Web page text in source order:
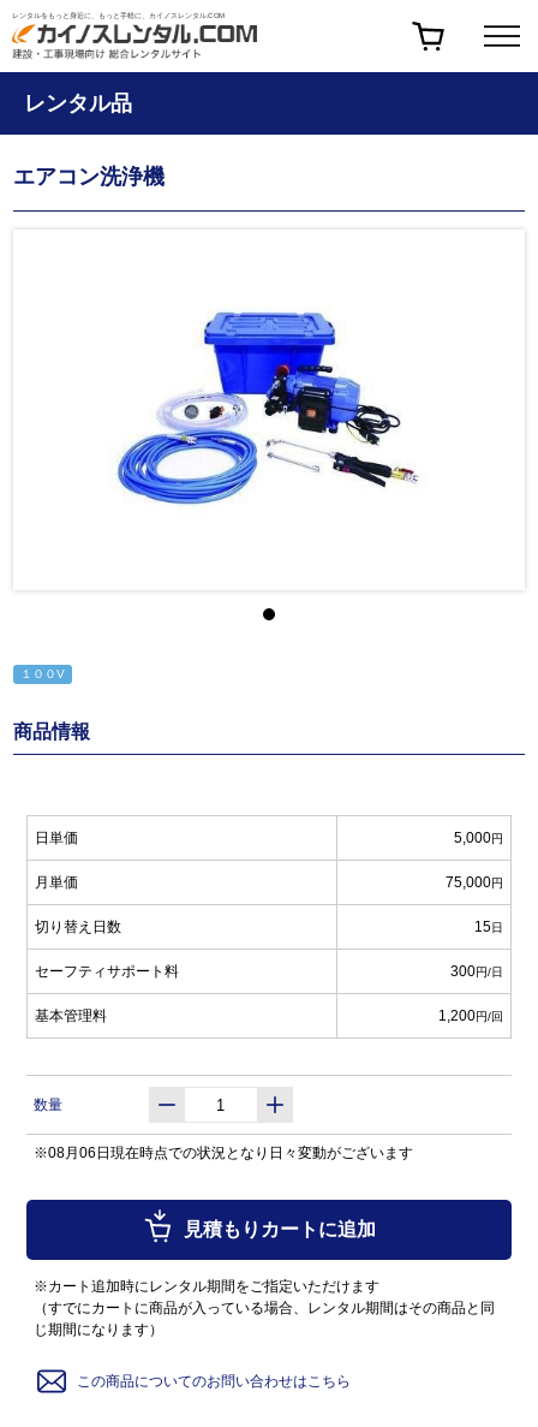
レンタルをもっと身近に、もっと手軽に、カイノスレンタル.COM
レンタル品
エアコン洗浄機
１００V
商品情報
日単価 5,000円
月単価 75,000円
切り替え日数 15日
セーフティサポート料 300円/日
基本管理料 1,200円/回
数量
※08月06日現在時点での状況となり日々変動がございます
見積もりカートに追加
※カート追加時にレンタル期間をご指定いただけます
（すでにカートに商品が入っている場合、レンタル期間はその商品と同
じ期間になります）
この商品についてのお問い合わせはこちら